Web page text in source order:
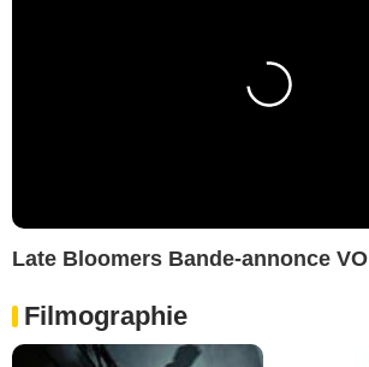
Late Bloomers Bande-annonce VO
Filmographie